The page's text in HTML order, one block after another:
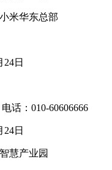
米华东总部
24日
话：010-60606666
24日
慧产业园